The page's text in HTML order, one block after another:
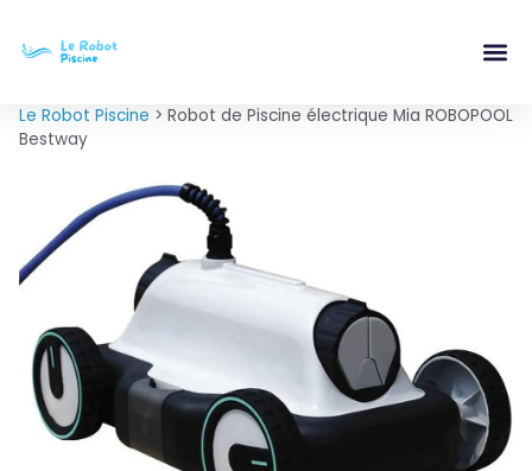
Le Robot Piscine > Robot de Piscine électrique Mia ROBOPOOL
Bestway